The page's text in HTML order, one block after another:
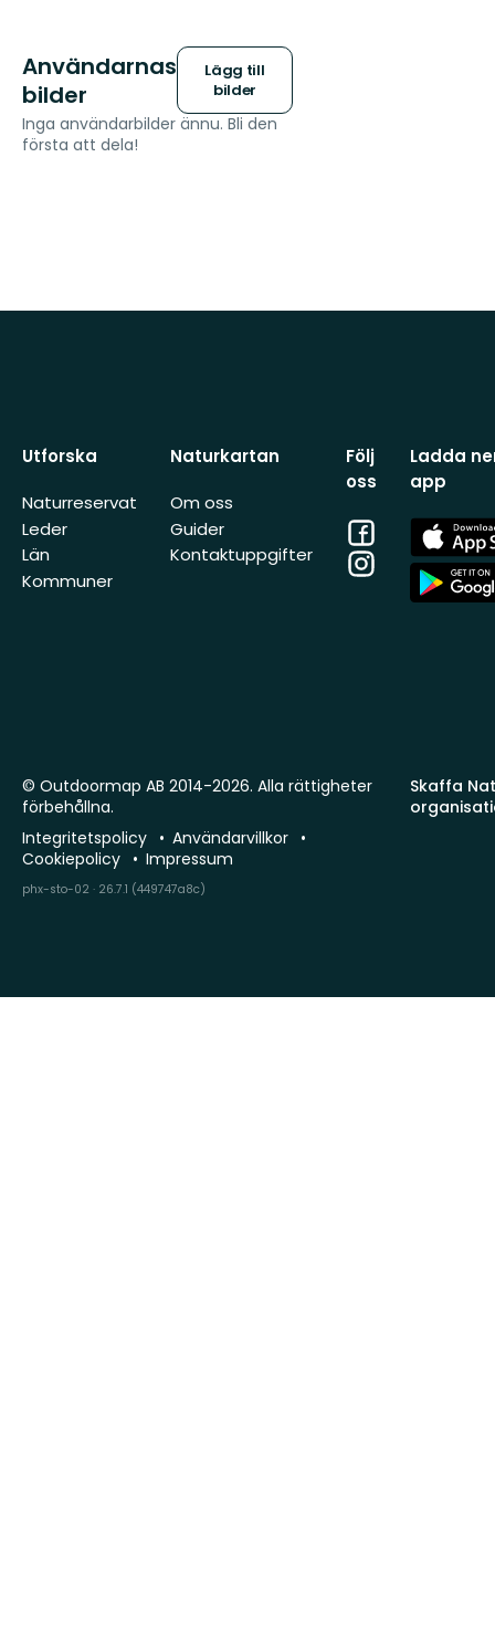
Användarnas
bilder
Lägg till
bilder
Inga användarbilder ännu. Bli den
första att dela!
Utforska
Naturreservat
Leder
Län
Kommuner
Naturkartan
Om oss
Guider
Kontaktuppgifter
Följ
oss
Facebook
Instagram
Ladda
app
App
Store
App
Store
Skaffa
© Outdoormap AB 2014-2026. Alla rättigheter
förbehållna.
Integritetspolicy
Användarvillkor
Cookiepolicy
Impressum
phx-sto-02 · 26.7.1 (449747a8c)